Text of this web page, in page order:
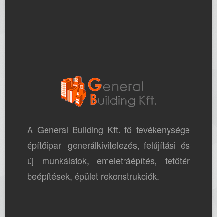
A General Building Kft. fő tevékenysége
építőipari generálkivitelezés, felújítási és
új munkálatok, emeletráépítés, tetőtér
beépítések, épület rekonstrukciók.